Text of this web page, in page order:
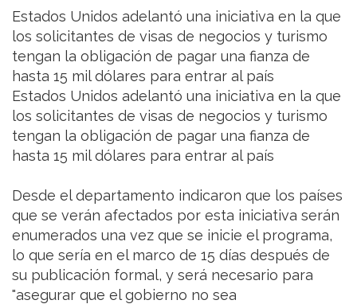
Estados Unidos adelantó una iniciativa en la que
los solicitantes de visas de negocios y turismo
tengan la obligación de pagar una fianza de
hasta 15 mil dólares para entrar al país
Estados Unidos adelantó una iniciativa en la que
los solicitantes de visas de negocios y turismo
tengan la obligación de pagar una fianza de
hasta 15 mil dólares para entrar al país
Desde el departamento indicaron que los países
que se verán afectados por esta iniciativa serán
enumerados una vez que se inicie el programa,
lo que sería en el marco de 15 días después de
su publicación formal, y será necesario para
"asegurar que el gobierno no sea